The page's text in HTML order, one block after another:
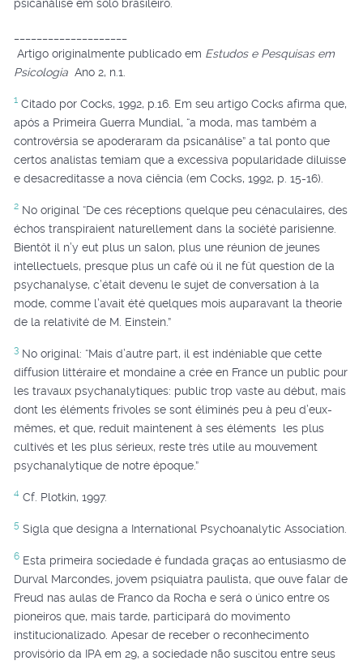
psicanálise em solo brasileiro.
Artigo originalmente publicado em Estudos e Pesquisas em
Psicologia Ano 2, n.1.
1 Citado por Cocks, 1992, p.16. Em seu artigo Cocks afirma que,
após a Primeira Guerra Mundial, “a moda, mas também a
controvérsia se apoderaram da psicanálise” a tal ponto que
certos analistas temiam que a excessiva popularidade diluísse
e desacreditasse a nova ciência (em Cocks, 1992, p. 15-16).
2 No original “De ces réceptions quelque peu cénaculaires, des
échos transpiraient naturellement dans la société parisienne.
Bientôt il n’y eut plus un salon, plus une réunion de jeunes
intellectuels, presque plus un café où il ne fût question de la
psychanalyse, c’était devenu le sujet de conversation à la
mode, comme l’avait été quelques mois auparavant la theorie
de la relativité de M. Einstein.”
3 No original: “Mais d’autre part, il est indéniable que cette
diffusion littéraire et mondaine a crée en France un public pour
les travaux psychanalytiques: public trop vaste au début, mais
dont les éléments frivoles se sont éliminés peu à peu d’eux-
mêmes, et que, reduit maintenent à ses éléments les plus
cultivés et les plus sérieux, reste très utile au mouvement
psychanalytique de notre époque.”
4 Cf. Plotkin, 1997.
5 Sigla que designa a International Psychoanalytic Association.
6 Esta primeira sociedade é fundada graças ao entusiasmo de
Durval Marcondes, jovem psiquiatra paulista, que ouve falar de
Freud nas aulas de Franco da Rocha e será o único entre os
pioneiros que, mais tarde, participará do movimento
institucionalizado. Apesar de receber o reconhecimento
provisório da IPA em 29, a sociedade não suscitou entre seus